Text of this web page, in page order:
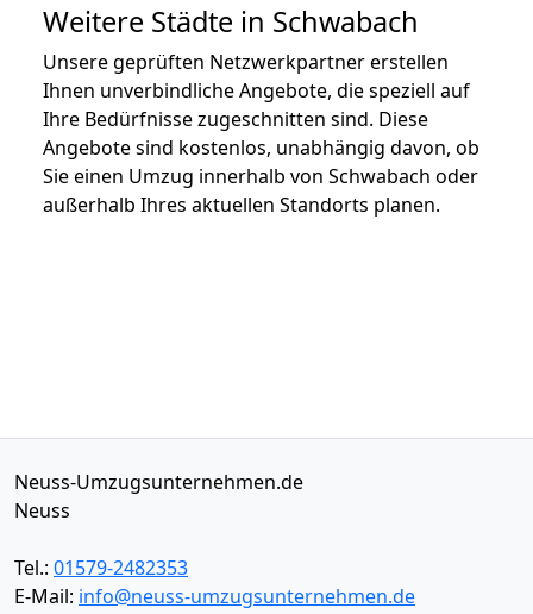
Weitere Städte in Schwabach
Unsere geprüften Netzwerkpartner erstellen
Ihnen unverbindliche Angebote, die speziell auf
Ihre Bedürfnisse zugeschnitten sind. Diese
Angebote sind kostenlos, unabhängig davon, ob
Sie einen Umzug innerhalb von Schwabach oder
außerhalb Ihres aktuellen Standorts planen.
Neuss-Umzugsunternehmen.de
Neuss
Tel.: 01579-2482353
E-Mail: info@neuss-umzugsunternehmen.de